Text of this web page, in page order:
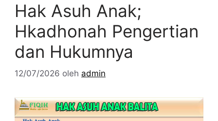
Hak Asuh Anak;
Hkadhonah Pengertian
dan Hukumnya
12/07/2026 oleh admin